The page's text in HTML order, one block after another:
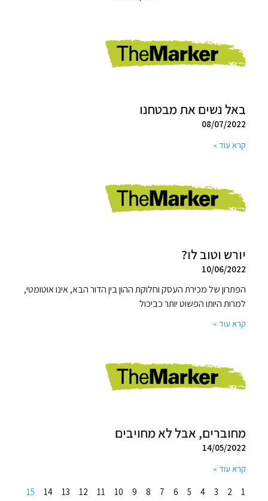
באל נשים את מבטחנו
08/07/2022
קרא עוד »
יורש וטוב לו?
10/06/2022
הפתרון של מכירת העסק וחלוקת ההון בין הדור הבא, אינו אוטומטי,
למרות היותו הפשוט יותר כביכול
קרא עוד »
מחוברים, אבל לא מחויבים
14/05/2022
קרא עוד »
1
2
3
4
5
6
7
8
9
10
11
12
13
14
15